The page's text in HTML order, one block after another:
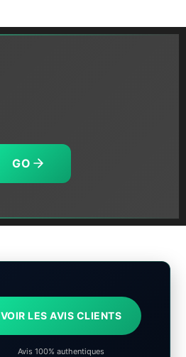
GO
VOIR LES AVIS CLIENTS
Avis 100% authentiques